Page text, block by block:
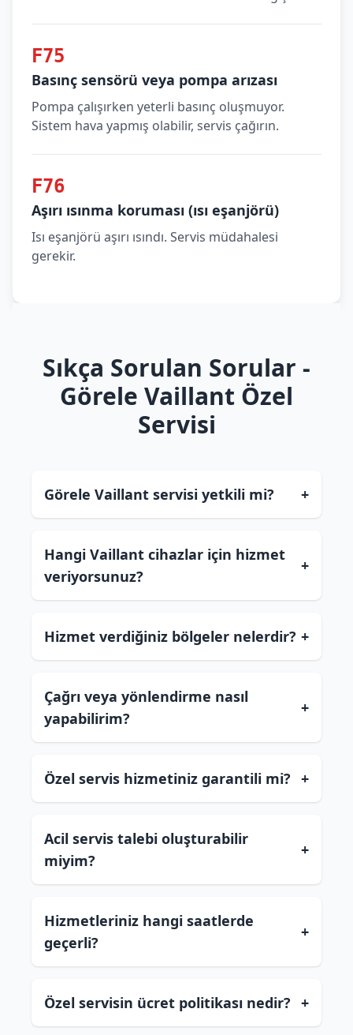
F75
Basınç sensörü veya pompa arızası
Pompa çalışırken yeterli basınç oluşmuyor.
Sistem hava yapmış olabilir, servis çağırın.
F76
Aşırı ısınma koruması (ısı eşanjörü)
Isı eşanjörü aşırı ısındı. Servis müdahalesi
gerekir.
Sıkça Sorulan Sorular -
Görele Vaillant Özel
Servisi
Görele Vaillant servisi yetkili mi? +
Hangi Vaillant cihazlar için hizmet
veriyorsunuz?
+
Hizmet verdiğiniz bölgeler nelerdir? +
Çağrı veya yönlendirme nasıl
yapabilirim?
+
Özel servis hizmetiniz garantili mi? +
Acil servis talebi oluşturabilir
miyim?
+
Hizmetleriniz hangi saatlerde
geçerli?
+
Özel servisin ücret politikası nedir? +